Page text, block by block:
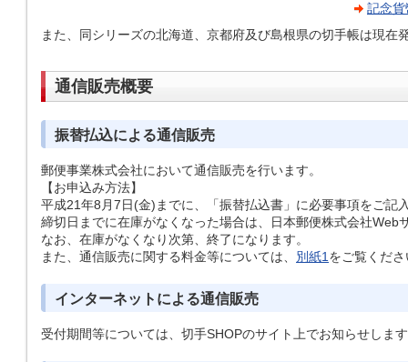
記念
また、同シリーズの北海道、京都府及び島根県の切手帳は現在
通信販売概要
振替払込による通信販売
郵便事業株式会社において通信販売を行います。
【お申込み方法】
平成21年8月7日(金)までに、「振替払込書」に必要事項をご記
締切日までに在庫がなくなった場合は、日本郵便株式会社Web
なお、在庫がなくなり次第、終了になります。
また、通信販売に関する料金等については、 別紙1 をご覧くだ
インターネットによる通信販売
受付期間等については、切手SHOPのサイト上でお知らせしま